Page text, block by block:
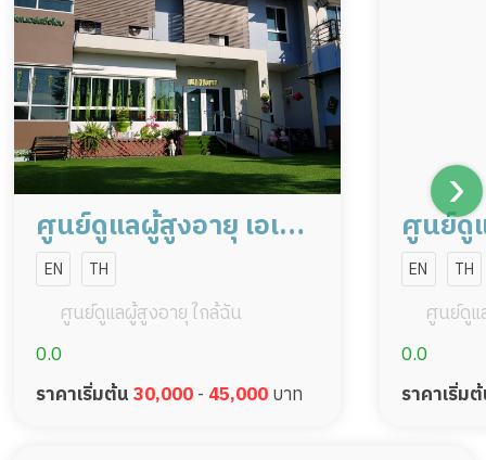
ศูนย์ดูแลผู้สูงอายุ เอเชีย
เนอร์สซิ่งโฮม
พัฒนาการ
EN TH
ศูนย์ดูแลผู้สูงอายุ ใกล้ฉัน
0.0
ราคาเริ่มต้น30,000- 45,000บาท
ศูนย์ดู
เนอร์
รามอิ
EN TH
ศูนย์ดูแ
0.0
ราคาเริ่ม